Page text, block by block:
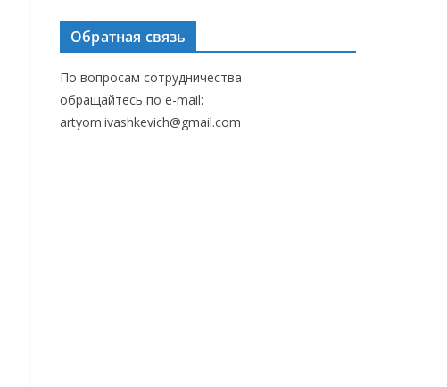
Обратная связь
По вопросам сотрудничества
обращайтесь по e-mail:
artyom.ivashkevich@gmail.com